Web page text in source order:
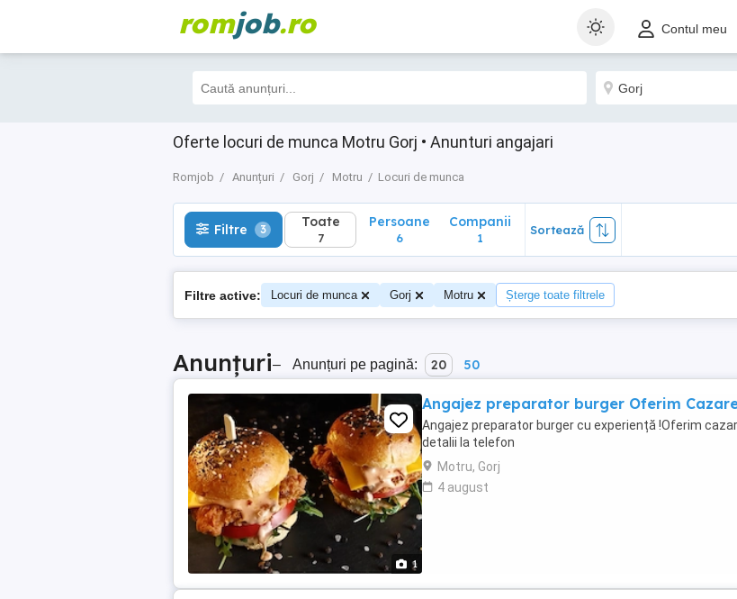
romjob.ro Contul meu
Oferte locuri de munca Motru Gorj • Anunturi angajari
Romjob Anunțuri Gorj Motru Locuri de munca
Filtre 3 Toate
7
Filtre 3 Toate
7
Persoane
6
Companii
1
Sortează
Filtre active: Locuri de munca Gorj Motru Șterge toate filtrele
Anunțuri– Anunțuri pe pagină: 20 50
1
Angajez preparator burger Oferim
Angajez preparator burger cu experiență !Oferim
detalii la telefon
Motru, Gorj
4 august